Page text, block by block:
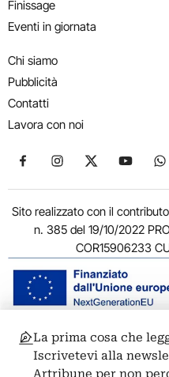
Finissage
Eventi in giornata
Chi siamo
Pubblicità
Contatti
Lavora con noi
Seguici su Facebook
Seguici su Instagram
Seguici su X
Seguici
Sito realizzato con il
n. 385 del 19/10/2022
COR15906233
© 2011-2026 ARTRIBUNE srl
00186 Roma - P.I. 11381581005
La prima cosa che
Iscrivetevi alla
Artribune per non